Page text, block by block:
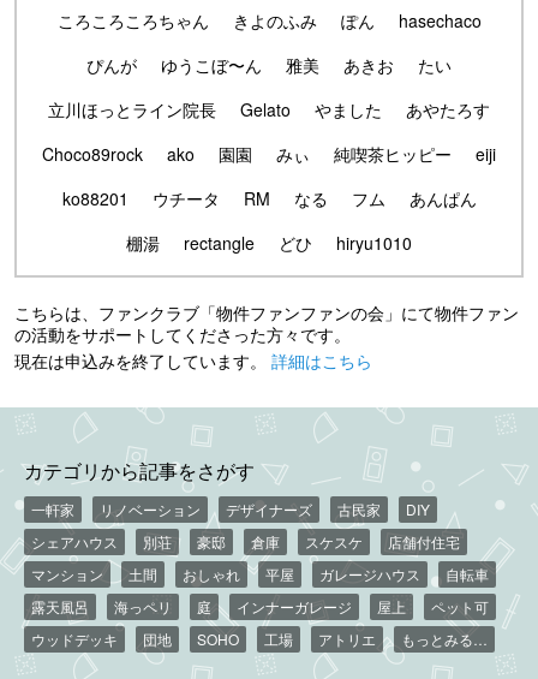
ころころころちゃん
きよのふみ ぽん
hasechaco
ぴんが
ゆうこぼ〜ん 雅美 あきお
たい
立川ほっとライン院長
Gelato やました
あやたろす
Choco89rock
ako 園園 みぃ 純喫茶ヒッピー
eiji
ko88201
ウチータ RM なる フム
あんぱん
棚湯
rectangle どひ hiryu1010
こちらは、ファンクラブ「物件ファンファンの会」にて物件ファン
の活動をサポートしてくださった方々です。
現在は申込みを終了しています。 詳細はこちら
カテゴリから記事をさがす
一軒家 リノベーション デザイナーズ 古民家
DIY
シェアハウス
別荘 豪邸 倉庫 スケスケ
店舗付住宅
マンション
土間 おしゃれ 平屋 ガレージハウス
自転車
露天風呂
海っペリ 庭 インナーガレージ 屋上
ペット可
ウッドデッキ
団地 SOHO 工場 アトリエ もっとみる…